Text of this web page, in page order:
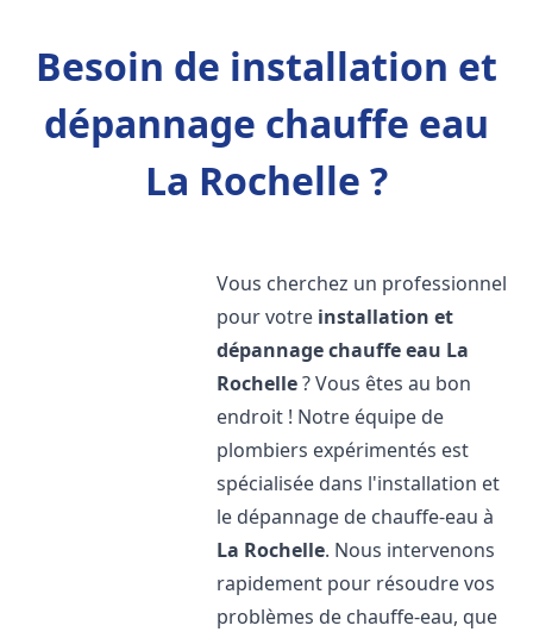
Besoin de installation et
dépannage chauffe eau
La Rochelle ?
Vous cherchez un professionnel
pour votre installation et
dépannage chauffe eau La
Rochelle? Vous êtes au bon
endroit ! Notre équipe de
plombiers expérimentés est
spécialisée dans l'installation et
le dépannage de chauffe-eau à
La Rochelle. Nous intervenons
rapidement pour résoudre vos
problèmes de chauffe-eau, que